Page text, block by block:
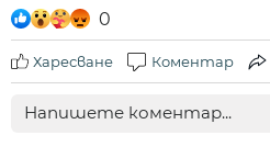
0
Харесване Коментар